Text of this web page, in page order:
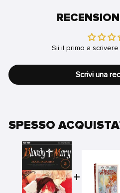
Sii il primo a
Scrivi una
SPESSO